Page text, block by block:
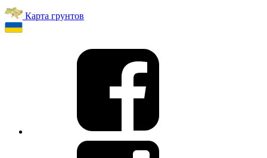
Карта грунтов